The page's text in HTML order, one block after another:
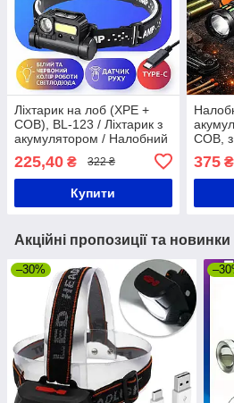
Ліхтарик на лоб (XPE +
COB), BL-123 / Ліхтарик з
акумулятором / Налобний
Світлодіодний ліхтарик на
голову
225,40 ₴ 322 ₴
Купити
COB,
на лоб
375₴
Акційні пропозиції та новинки
–30%